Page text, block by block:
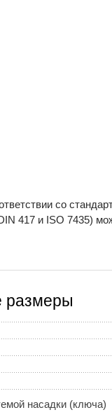
со
417 и ISO 7435)
размеры
насадки (ключа)